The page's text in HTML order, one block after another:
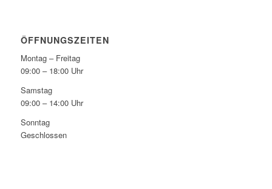
ÖFFNUNGSZEITEN
Montag – Freitag
09:00 – 18:00 Uhr
Samstag
09:00 – 14:00 Uhr
Sonntag
Geschlossen